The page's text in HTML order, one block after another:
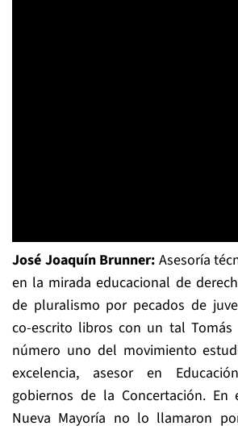
José Joaquín Brunner: Asesoría
en la mirada educacional de
de pluralismo por pecados de
co-escrito libros con un tal Tomás
número uno del movimiento
excelencia, asesor en
gobiernos de la Concertación.
Nueva Mayoría no lo llamaron